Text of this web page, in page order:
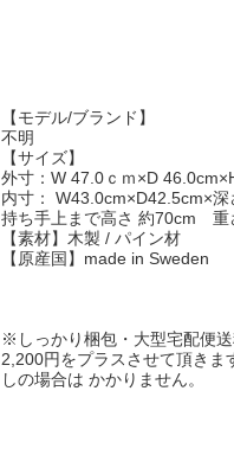
【モデル/ブランド】
不明
【サイズ】
外寸：W 47.0ｃｍ×D
内寸： W43.0cm×D42.5cm×深
持ち手上まで高さ 約70cm 重
【素材】木製 / パイン材
【原産国】made in Sweden
※しっかり梱包・大型宅配便
2,200円をプラスさせて頂きま
しの場合は かかりません。